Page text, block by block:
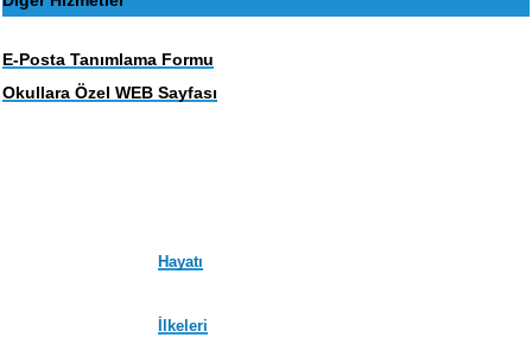
E-Posta Tanımlama Formu
Okullara Özel WEB Sayfası
Hayatı
İlkeleri